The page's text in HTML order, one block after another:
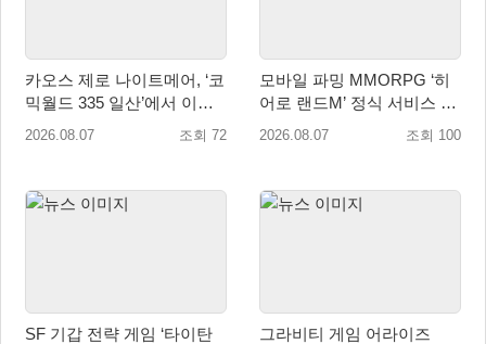
카오스 제로 나이트메어, ‘코
믹월드 335 일산’에서 이용
자 소통 예고
2026.08.07 조회 72
모바일 파밍 MMORPG ‘히
어로 랜드M’ 정식 서비스 돌
입
2026.08.07 조회 100
SF 기갑 전략 게임 ‘타이탄
그라비티 게임 어라이즈